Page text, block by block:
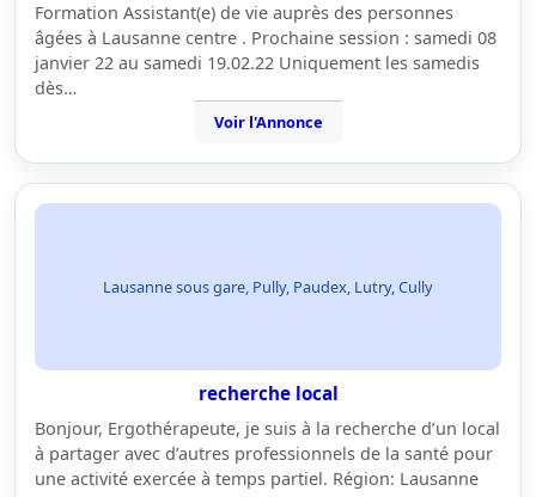
Formation Assistant(e) de vie auprès des personnes
âgées à Lausanne centre . Prochaine session : samedi 08
janvier 22 au samedi 19.02.22 Uniquement les samedis
dès…
Voir l'Annonce
Lausanne sous gare, Pully, Paudex, Lutry, Cully
recherche local
Bonjour, Ergothérapeute, je suis à la recherche d’un local
à partager avec d’autres professionnels de la santé pour
une activité exercée à temps partiel. Région: Lausanne